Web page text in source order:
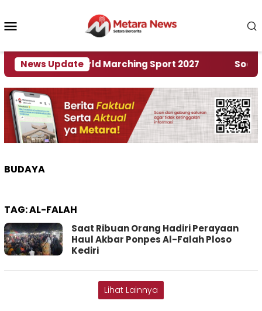
konten
News Update
Rumah World Marching Sport 2027 ‎Soal
BUDAYA
TAG:AL-FALAH
Saat Ribuan Orang Hadiri Perayaan
Haul Akbar Ponpes Al-Falah Ploso
Kediri
Lihat Lainnya